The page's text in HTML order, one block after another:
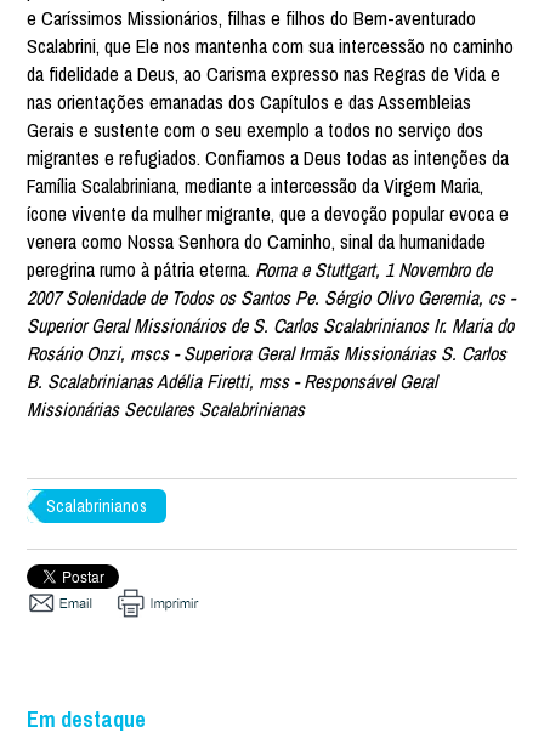
e Caríssimos Missionários, filhas e filhos do Bem-aventurado
Scalabrini, que Ele nos mantenha com sua intercessão no caminho
da fidelidade a Deus, ao Carisma expresso nas Regras de Vida e
nas orientações emanadas dos Capítulos e das Assembleias
Gerais e sustente com o seu exemplo a todos no serviço dos
migrantes e refugiados. Confiamos a Deus todas as intenções da
Família Scalabriniana, mediante a intercessão da Virgem Maria,
ícone vivente da mulher migrante, que a devoção popular evoca e
venera como Nossa Senhora do Caminho, sinal da humanidade
peregrina rumo à pátria eterna. Roma e Stuttgart, 1 Novembro de
2007 Solenidade de Todos os Santos Pe. Sérgio Olivo Geremia, cs -
Superior Geral Missionários de S. Carlos Scalabrinianos Ir. Maria do
Rosário Onzi, mscs - Superiora Geral Irmãs Missionárias S. Carlos
B. Scalabrinianas Adélia Firetti, mss - Responsável Geral
Missionárias Seculares Scalabrinianas
Scalabrinianos
Em destaque